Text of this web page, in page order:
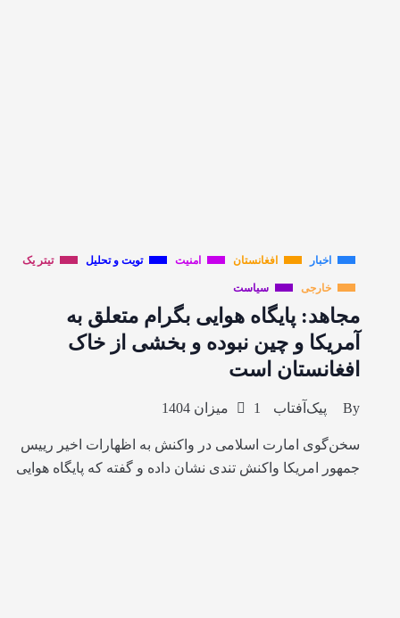
اخبار افغانستان امنیت تویت و تحلیل تیتر یک
خارجی سیاست
مجاهد: پایگاه هوایی بگرام متعلق به
آمریکا و چین نبوده و بخشی از خاک
افغانستان است
By پیک‌آفتاب 1 میزان 1404
سخن‌گوی امارت اسلامی در واکنش به اظهارات اخیر رییس
جمهور امریکا واکنش تندی نشان داده و گفته که پایگاه هوایی